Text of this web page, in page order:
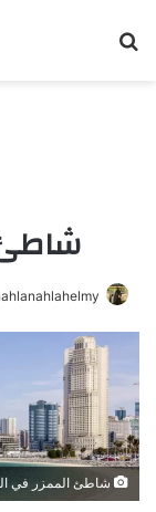
شاطئ
شاطئ الممزر في